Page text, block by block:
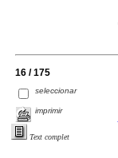
16 / 175
seleccionar
imprimir
Text complet